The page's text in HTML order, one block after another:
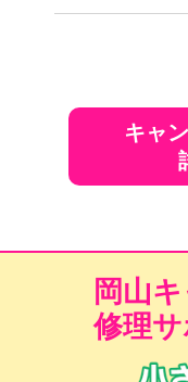
キャ
岡山
修理